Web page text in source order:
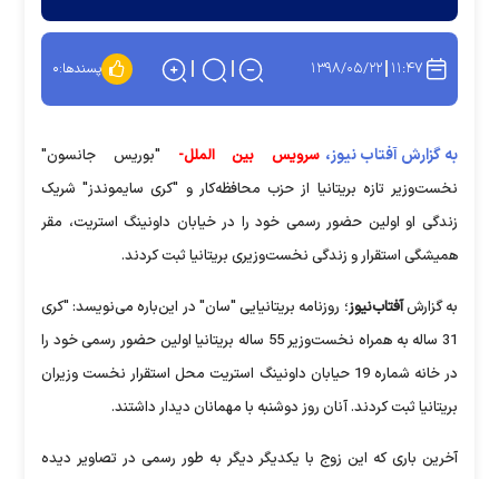
۱۱:۴۷ ۱۳۹۸/۰۵/۲۲ پسندها:۰
به گزارش آفتاب نیوز، سرویس بین الملل- "بوریس جانسون"
نخست‌وزیر تازه بریتانیا از حزب محافظه‌کار و "کری سایموندز" شریک
زندگی او اولین حضور رسمی خود را در خیابان داونینگ استریت، مقر
همیشگی استقرار و زندگی نخست‌وزیری بریتانیا ثبت کردند.
به گزارشآفتاب‌نیوز؛ روزنامه بریتانیایی "سان" در این‌باره می‌نویسد: "کری
31 ساله به همراه نخست‌وزیر 55 ساله بریتانیا اولین حضور رسمی خود را
در خانه شماره 19 حیابان داونینگ استریت محل استقرار نخست وزیران
بریتانیا ثبت کردند. آنان روز دوشنبه با مهمانان دیدار داشتند.
آخرین باری که این زوج با یکدیگر دیگر به طور رسمی در تصاویر دیده